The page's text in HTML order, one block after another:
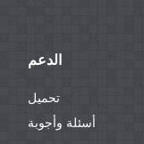
الدعم
تحميل
أسئلة وأجوبة